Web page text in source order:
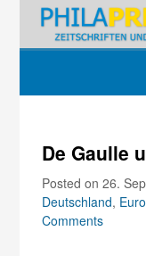
De Gaulle
Posted on 26.
Deutschland,
Comments